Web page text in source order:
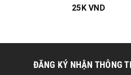
25K VND
ĐĂNG KÝ NHẬN THÔNG